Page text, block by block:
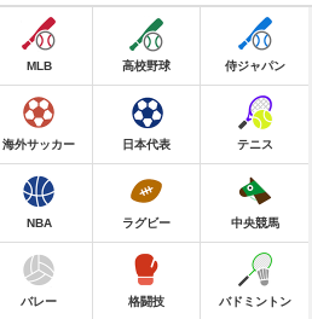
MLB 高校野球 侍ジャパン
海外サッカー 日本代表 テニス
NBA ラグビー 中央競馬
バレー 格闘技 バドミントン